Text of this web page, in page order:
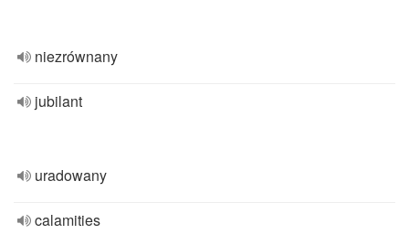
niezrównany
jubilant
uradowany
calamities